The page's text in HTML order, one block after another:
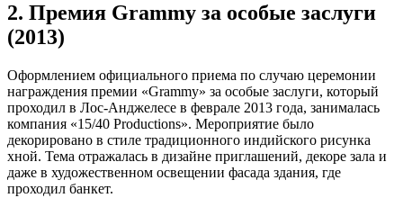
2. Премия Grammy за особые заслуги
(2013)
Оформлением официального приема по случаю церемонии
награждения премии «Grammy» за особые заслуги, который
проходил в Лос-Анджелесе в феврале 2013 года, занималась
компания «15/40 Productions». Мероприятие было
декорировано в стиле традиционного индийского рисунка
хной. Тема отражалась в дизайне приглашений, декоре зала и
даже в художественном освещении фасада здания, где
проходил банкет.